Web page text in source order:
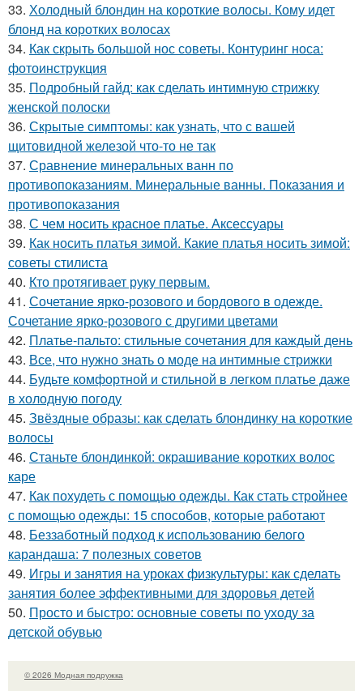
33. Холодный блондин на короткие волосы. Кому идет
блонд на коротких волосах
34. Как скрыть большой нос советы. Контуринг носа:
фотоинструкция
35. Подробный гайд: как сделать интимную стрижку
женской полоски
36. Скрытые симптомы: как узнать, что с вашей
щитовидной железой что-то не так
37. Сравнение минеральных ванн по
противопоказаниям. Минеральные ванны. Показания и
противопоказания
38. С чем носить красное платье. Аксессуары
39. Как носить платья зимой. Какие платья носить зимой:
советы стилиста
40. Кто протягивает руку первым.
41. Сочетание ярко-розового и бордового в одежде.
Сочетание ярко-розового с другими цветами
42. Платье-пальто: стильные сочетания для каждый день
43. Все, что нужно знать о моде на интимные стрижки
44. Будьте комфортной и стильной в легком платье даже
в холодную погоду
45. Звёздные образы: как сделать блондинку на короткие
волосы
46. Станьте блондинкой: окрашивание коротких волос
каре
47. Как похудеть с помощью одежды. Как стать стройнее
с помощью одежды: 15 способов, которые работают
48. Беззаботный подход к использованию белого
карандаша: 7 полезных советов
49. Игры и занятия на уроках физкультуры: как сделать
занятия более эффективными для здоровья детей
50. Просто и быстро: основные советы по уходу за
детской обувью
© 2026 Модная подружка